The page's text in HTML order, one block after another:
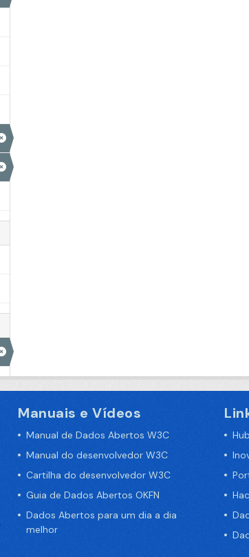
Manuais e Vídeos
Manual de Dados Abertos W3C
Manual do desenvolvedor W3C
Cartilha do desenvolvedor W3C
Guia de Dados Abertos OKFN
Dados Abertos para um dia a dia
melhor